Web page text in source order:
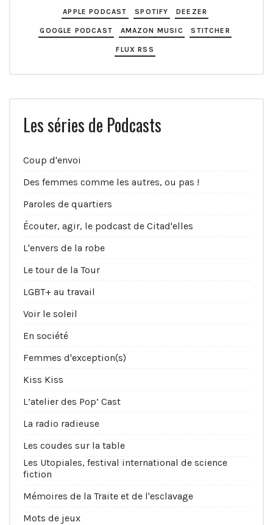
APPLE PODCAST SPOTIFY DEEZER
GOOGLE PODCAST AMAZON MUSIC STITCHER
FLUX RSS
Les séries de Podcasts
Coup d'envoi
Des femmes comme les autres, ou pas !
Paroles de quartiers
Écouter, agir, le podcast de Citad'elles
L'envers de la robe
Le tour de la Tour
LGBT+ au travail
Voir le soleil
En société
Femmes d'exception(s)
Kiss Kiss
L’atelier des Pop’ Cast
La radio radieuse
Les coudes sur la table
Les Utopiales, festival international de science
fiction
Mémoires de la Traite et de l'esclavage
Mots de jeux